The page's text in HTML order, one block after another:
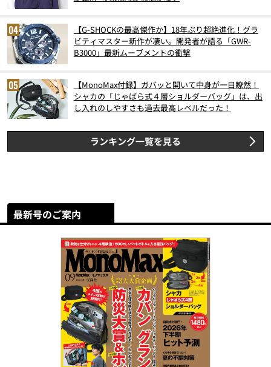
【G-SHOCKの最高傑作か】18年ぶり超絶進化！グラ
ビティマスター新作が凄い。開発者が語る「GWR-
B3000」最新ムーブメントの衝撃
【MonoMax付録】ガバッと開いて中身が一目瞭然！
シャカの「じゃばら式４層ショルダーバッグ」は、出
し入れのしやすさも過去最高レベルだった！
ランキング一覧を見る
最新号のご案内